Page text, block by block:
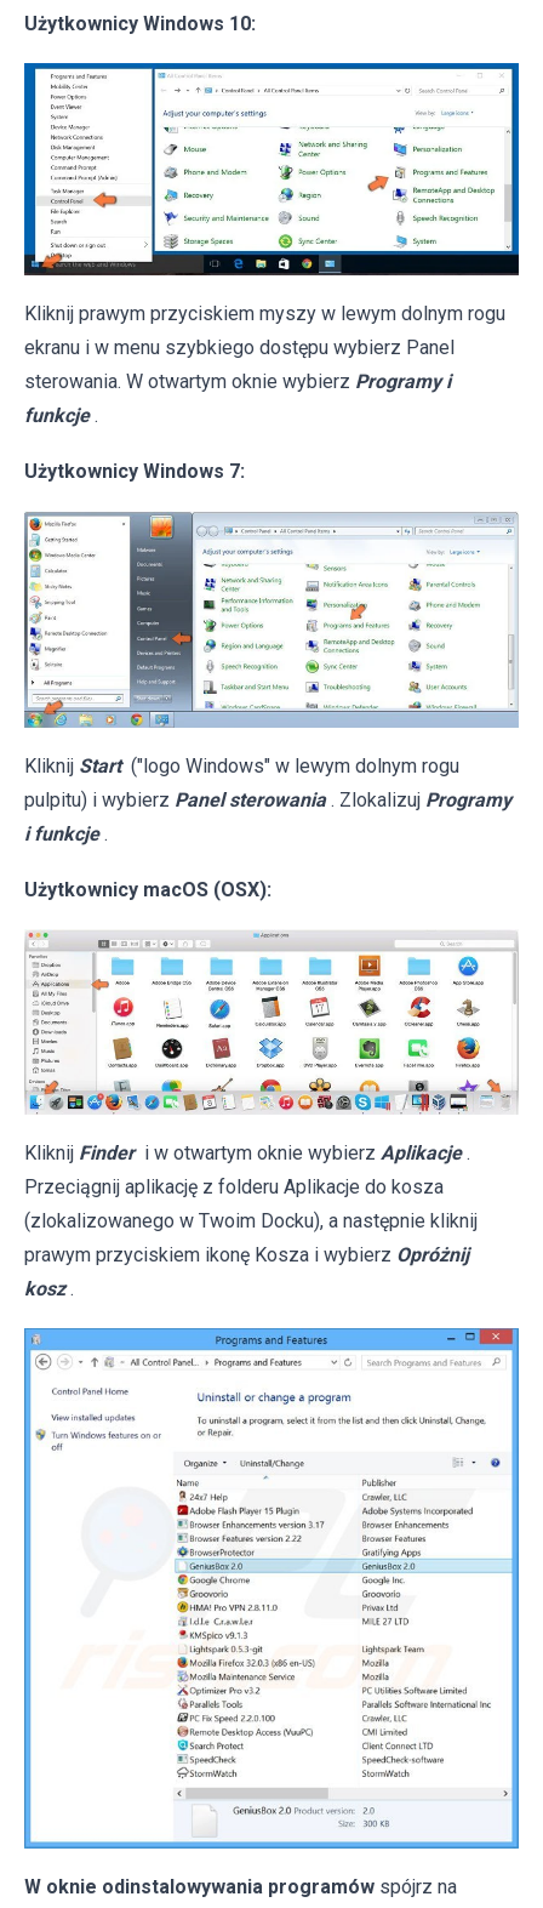
Użytkownicy Windows 10:
Kliknij prawym przyciskiem myszy w lewym dolnym rogu
ekranu i w menu szybkiego dostępu wybierz Panel
sterowania. W otwartym oknie wybierz Programy i
funkcje .
Użytkownicy Windows 7:
Kliknij Start ("logo Windows" w lewym dolnym rogu
pulpitu) i wybierz Panel sterowania . Zlokalizuj Programy
i funkcje .
Użytkownicy macOS (OSX):
Kliknij Finder i w otwartym oknie wybierz Aplikacje .
Przeciągnij aplikację z folderu Aplikacje do kosza
(zlokalizowanego w Twoim Docku), a następnie kliknij
prawym przyciskiem ikonę Kosza i wybierz Opróżnij
kosz .
W oknie odinstalowywania programów spójrz na